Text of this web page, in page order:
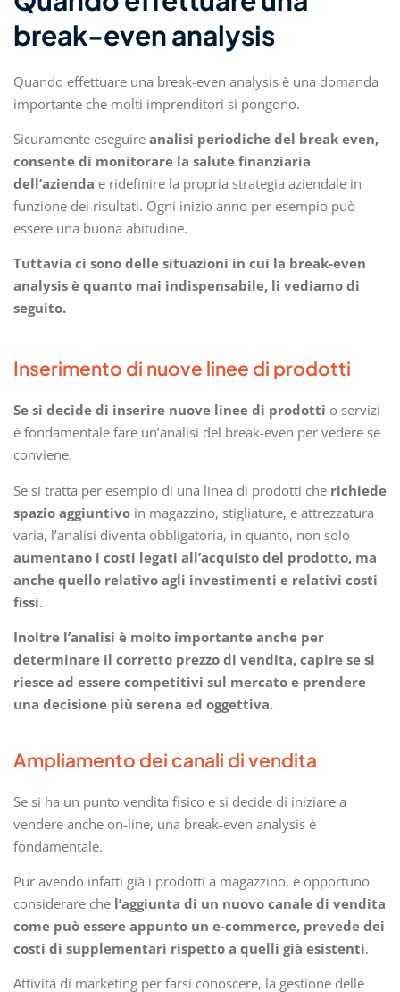
break-even analysis
Quando effettuare una break-even analysis è una domanda
importante che molti imprenditori si pongono.
Sicuramente eseguire analisi periodiche del break even,
consente di monitorare la salute finanziaria
dell’azienda e ridefinire la propria strategia aziendale in
funzione dei risultati. Ogni inizio anno per esempio può
essere una buona abitudine.
Tuttavia ci sono delle situazioni in cui la break-even
analysis è quanto mai indispensabile, li vediamo di
seguito.
Inserimento di nuove linee di prodotti
Se si decide di inserire nuove linee di prodotti o servizi
è fondamentale fare un’analisi del break-even per vedere se
conviene.
Se si tratta per esempio di una linea di prodotti che richiede
spazio aggiuntivo in magazzino, stigliature, e attrezzatura
varia, l’analisi diventa obbligatoria, in quanto, non solo
aumentano i costi legati all’acquisto del prodotto, ma
anche quello relativo agli investimenti e relativi costi
fissi.
Inoltre l’analisi è molto importante anche per
determinare il corretto prezzo di vendita, capire se si
riesce ad essere competitivi sul mercato e prendere
una decisione più serena ed oggettiva.
Ampliamento dei canali di vendita
Se si ha un punto vendita fisico e si decide di iniziare a
vendere anche on-line, una break-even analysis è
fondamentale.
Pur avendo infatti già i prodotti a magazzino, è opportuno
considerare che l’aggiunta di un nuovo canale di vendita
come può essere appunto un e-commerce, prevede dei
costi di supplementari rispetto a quelli già esistenti.
Attività di marketing per farsi conoscere, la gestione delle